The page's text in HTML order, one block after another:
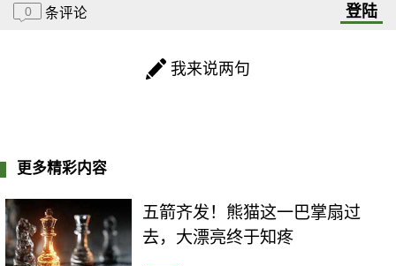
0 条评论 登陆
我来说两句
更多精彩内容
五箭齐发！熊猫这一巴掌扇过
去，大漂亮终于知疼